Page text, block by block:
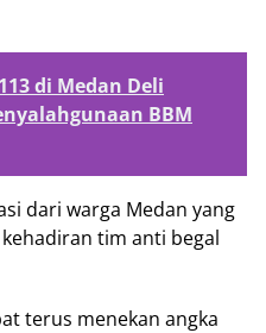
di Medan Deli
BBM
dari warga Medan yang
tim anti begal
terus menekan angka